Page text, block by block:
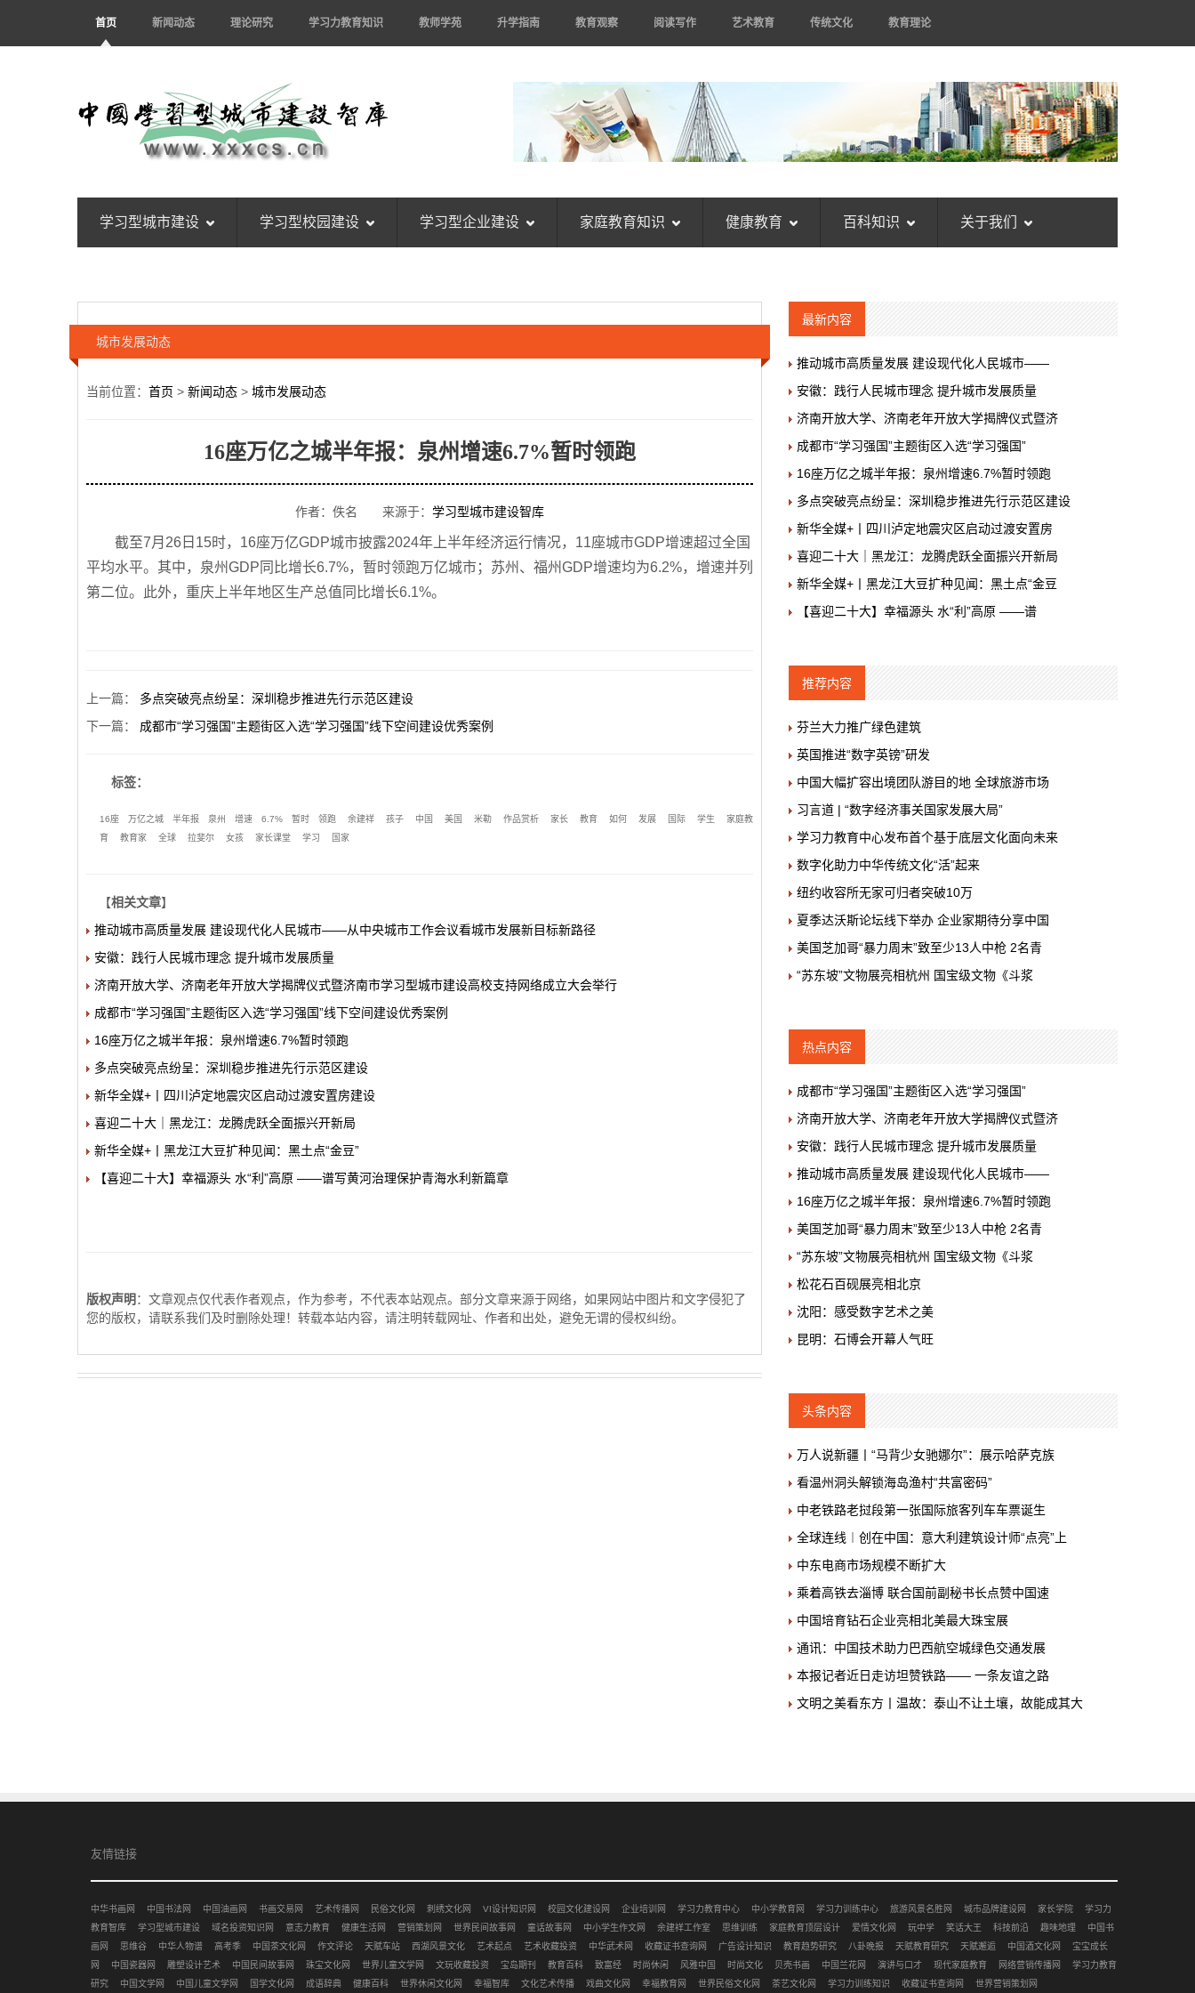
首页 新闻动态 理论研究 学习力教育知识 教师学苑 升学指南 教育观察 阅读写作 艺术教育 传统文化 教育理论
学习型城市建设 学习型校园建设 学习型企业建设 家庭教育知识 健康教育 百科知识 关于我们
城市发展动态
当前位置： 首页 > 新闻动态 > 城市发展动态
16座万亿之城半年报：泉州增速6.7%暂时领跑
作者：佚名 来源于： 学习型城市建设智库
截至7月26日15时，16座万亿GDP城市披露2024年上半年经济运行情况，11座城市GDP增速超过全国
平均水平。其中，泉州GDP同比增长6.7%，暂时领跑万亿城市；苏州、福州GDP增速均为6.2%，增速并列
第二位。此外，重庆上半年地区生产总值同比增长6.1%。
上一篇： 多点突破亮点纷呈：深圳稳步推进先行示范区建设
下一篇： 成都市“学习强国”主题街区入选“学习强国”线下空间建设优秀案例
标签：
16座 万亿之城 半年报 泉州 增速 6.7% 暂时 领跑 余建祥 孩子 中国 美国 米勒 作品赏析 家长 教育 如何 发展 国际 学生
家庭教
育
教育家 全球 拉斐尔 女孩 家长课堂 学习 国家
【相关文章】
推动城市高质量发展 建设现代化人民城市——从中央城市工作会议看城市发展新目标新路径
安徽：践行人民城市理念 提升城市发展质量
济南开放大学、济南老年开放大学揭牌仪式暨济南市学习型城市建设高校支持网络成立大会举行
成都市“学习强国”主题街区入选“学习强国”线下空间建设优秀案例
16座万亿之城半年报：泉州增速6.7%暂时领跑
多点突破亮点纷呈：深圳稳步推进先行示范区建设
新华全媒+丨四川泸定地震灾区启动过渡安置房建设
喜迎二十大｜黑龙江：龙腾虎跃全面振兴开新局
新华全媒+丨黑龙江大豆扩种见闻：黑土点“金豆”
【喜迎二十大】幸福源头 水“利”高原 ——谱写黄河治理保护青海水利新篇章
版权声明 ：文章观点仅代表作者观点，作为参考，不代表本站观点。部分文章来源于网络，如果网站中图片和文字侵犯了
您的版权，请联系我们及时删除处理！转载本站内容，请注明转载网址、作者和出处，避免无谓的侵权纠纷。
最新内容
推动城市高质量发展 建设现代化人民城市——
安徽：践行人民城市理念 提升城市发展质量
济南开放大学、济南老年开放大学揭牌仪式暨济
成都市“学习强国”主题街区入选“学习强国”
16座万亿之城半年报：泉州增速6.7%暂时领跑
多点突破亮点纷呈：深圳稳步推进先行示范区建设
新华全媒+丨四川泸定地震灾区启动过渡安置房
喜迎二十大｜黑龙江：龙腾虎跃全面振兴开新局
新华全媒+丨黑龙江大豆扩种见闻：黑土点“金豆
【喜迎二十大】幸福源头 水“利”高原 ——谱
推荐内容
芬兰大力推广绿色建筑
英国推进“数字英镑”研发
中国大幅扩容出境团队游目的地 全球旅游市场
习言道 | “数字经济事关国家发展大局”
学习力教育中心发布首个基于底层文化面向未来
数字化助力中华传统文化“活”起来
纽约收容所无家可归者突破10万
夏季达沃斯论坛线下举办 企业家期待分享中国
美国芝加哥“暴力周末”致至少13人中枪 2名青
“苏东坡”文物展亮相杭州 国宝级文物《斗浆
热点内容
成都市“学习强国”主题街区入选“学习强国”
济南开放大学、济南老年开放大学揭牌仪式暨济
安徽：践行人民城市理念 提升城市发展质量
推动城市高质量发展 建设现代化人民城市——
16座万亿之城半年报：泉州增速6.7%暂时领跑
美国芝加哥“暴力周末”致至少13人中枪 2名青
“苏东坡”文物展亮相杭州 国宝级文物《斗浆
松花石百砚展亮相北京
沈阳：感受数字艺术之美
昆明：石博会开幕人气旺
头条内容
万人说新疆丨“马背少女驰娜尔”：展示哈萨克族
看温州洞头解锁海岛渔村“共富密码”
中老铁路老挝段第一张国际旅客列车车票诞生
全球连线︱创在中国：意大利建筑设计师“点亮”上
中东电商市场规模不断扩大
乘着高铁去淄博 联合国前副秘书长点赞中国速
中国培育钻石企业亮相北美最大珠宝展
通讯：中国技术助力巴西航空城绿色交通发展
本报记者近日走访坦赞铁路—— 一条友谊之路
文明之美看东方丨温故：泰山不让土壤，故能成其大
友情链接
中华书画网 中国书法网 中国油画网 书画交易网 艺术传播网 民俗文化网 刺绣文化网 VI设计知识网 校园文化建设网 企业培训网 学习力教育中心 中小学教育网 学习力训练中心 旅游风景名胜网 城市品牌建设网 家长学院
学习力
教育智库
学习型城市建设 域名投资知识网 意志力教育 健康生活网 营销策划网 世界民间故事网 童话故事网 中小学生作文网 余建祥工作室 思维训练 家庭教育顶层设计 爱情文化网 玩中学 笑话大王 科技前沿 趣味地理
中国书
画网
思维谷 中华人物谱 高考季 中国茶文化网 作文评论 天赋车站 西湖风景文化 艺术起点 艺术收藏投资 中华武术网 收藏证书查询网 广告设计知识 教育趋势研究 八卦晚报 天赋教育研究 天赋邂逅 中国酒文化网
宝宝成长
网
中国瓷器网 雕塑设计艺术 中国民间故事网 珠宝文化网 世界儿童文学网 文玩收藏投资 宝岛期刊 教育百科 致富经 时尚休闲 风雅中国 时尚文化 贝壳书画 中国兰花网 演讲与口才 现代家庭教育 网络营销传播网
学习力教育
研究
中国文学网 中国儿童文学网 国学文化网 成语辞典 健康百科 世界休闲文化网 幸福智库 文化艺术传播 戏曲文化网 幸福教育网 世界民俗文化网 茶艺文化网 学习力训练知识 收藏证书查询网 世界营销策划网